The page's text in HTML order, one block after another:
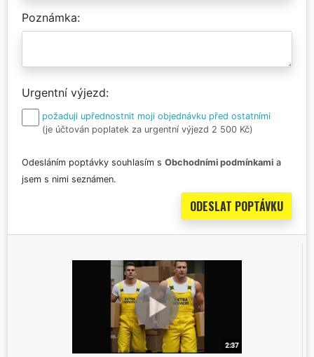
Poznámka
Urgentní výjezd
požaduji upřednostnit moji objednávku před ostatními
(je účtován poplatek za urgentní výjezd 2 500 Kč)
Odesláním poptávky souhlasím s Obchodními podmínkami a
jsem s nimi seznámen.